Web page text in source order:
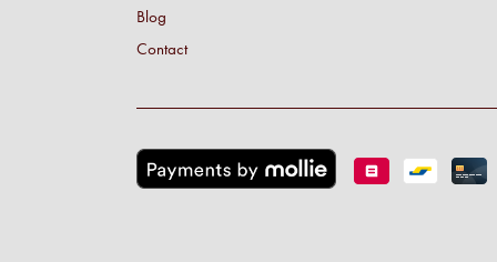
Chantal M.
Blog
Contact